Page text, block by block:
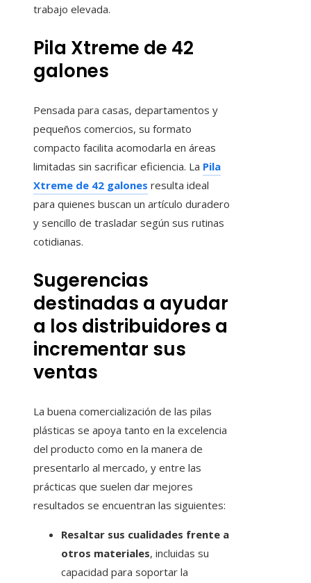
trabajo elevada.
Pila Xtreme de 42
galones
Pensada para casas, departamentos y
pequeños comercios, su formato
compacto facilita acomodarla en áreas
limitadas sin sacrificar eficiencia. La Pila
Xtreme de 42 galones resulta ideal
para quienes buscan un artículo duradero
y sencillo de trasladar según sus rutinas
cotidianas.
Sugerencias
destinadas a ayudar
a los distribuidores a
incrementar sus
ventas
La buena comercialización de las pilas
plásticas se apoya tanto en la excelencia
del producto como en la manera de
presentarlo al mercado, y entre las
prácticas que suelen dar mejores
resultados se encuentran las siguientes:
Resaltar sus cualidades frente a
otros materiales, incluidas su
capacidad para soportar la